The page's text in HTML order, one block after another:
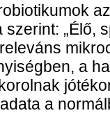
szerint: „Élő,
a
a